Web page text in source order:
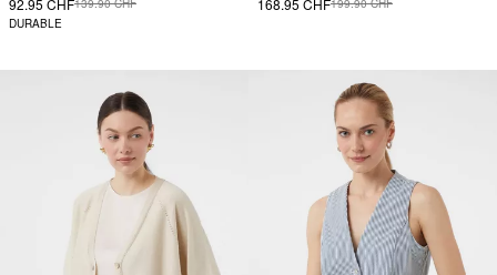
DURABLE